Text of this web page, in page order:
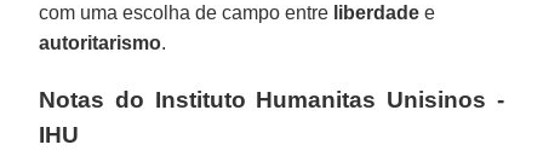
com uma escolha de campo entre liberdade e
autoritarismo.
Notas do Instituto Humanitas Unisinos -
IHU